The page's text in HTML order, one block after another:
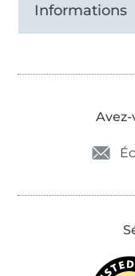
Informations